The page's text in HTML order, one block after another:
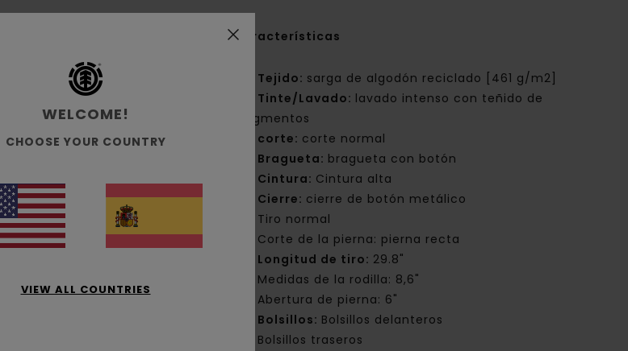
Características
Tejido: sarga de algodón reciclado [461 g/m2]
Tinte/Lavado: lavado intenso con teñido de
pigmentos
corte: corte normal
Bragueta: bragueta con botón
Cintura: Cintura alta
Cierre: cierre de botón metálico
Tiro normal
Corte de la pierna: pierna recta
Longitud de tiro: 29.8"
Medidas de la rodilla: 8,6"
Abertura de pierna: 6"
Bolsillos: Bolsillos delanteros
Bolsillos traseros
WELCOME!
CHOOSE YOUR COUNTRY
VIEW ALL COUNTRIES